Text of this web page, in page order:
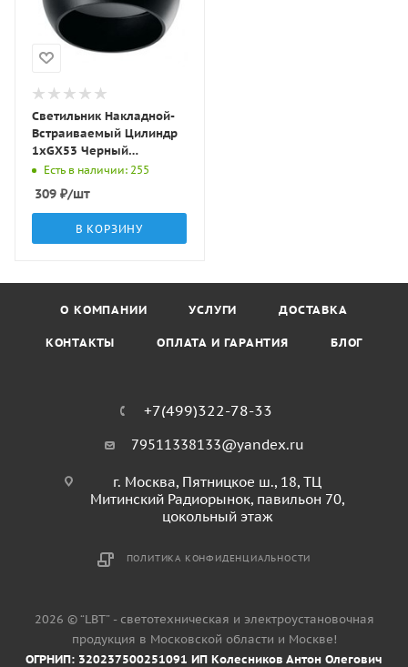
Светильник Накладной-
Встраиваемый Цилиндр
1хGX53 Черный
D82х70мм IP20 GD5307
Есть в наличии: 255
309 ₽/шт
В КОРЗИНУ
О КОМПАНИИ УСЛУГИ ДОСТАВКА
КОНТАКТЫ ОПЛАТА И ГАРАНТИЯ БЛОГ
+7(499)322-78-33
79511338133@yandex.ru
г. Москва, Пятницкое ш., 18, ТЦ
Митинский Радиорынок, павильон 70,
цокольный этаж
ПОЛИТИКА КОНФИДЕНЦИАЛЬНОСТИ
2026 © “LBT” - светотехническая и электроустановочная
продукция в Московской области и Москве!
ОГРНИП: 320237500251091 ИП Колесников Антон Олегович